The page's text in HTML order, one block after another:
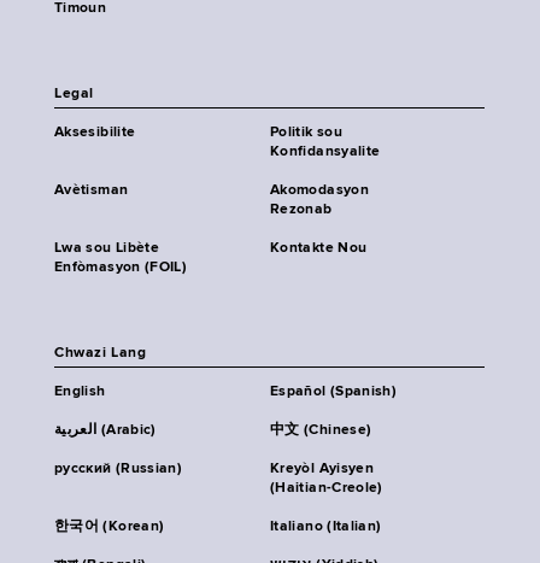
Timoun
Legal
Aksesibilite
Politik sou
Konfidansyalite
Avètisman
Akomodasyon
Rezonab
Lwa sou Libète
Enfòmasyon (FOIL)
Kontakte Nou
Chwazi Lang
English Español (Spanish)
العربية (Arabic) 中文 (Chinese)
русский (Russian)
Kreyòl Ayisyen
(Haitian-Creole)
한국어 (Korean) Italiano (Italian)